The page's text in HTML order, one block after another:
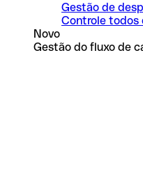
Gestão de
Controle todos
Novo
Gestão do fluxo de